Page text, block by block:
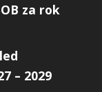
za rok
– 2029